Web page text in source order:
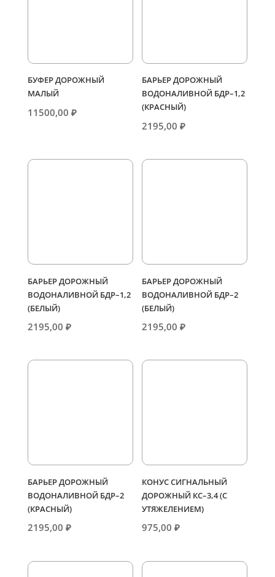
БУФЕР ДОРОЖНЫЙ
МАЛЫЙ
11500,00 ₽
БАРЬЕР ДОРОЖНЫЙ
ВОДОНАЛИВНОЙ БДР–1,2
(КРАСНЫЙ)
2195,00₽
БАРЬЕР ДОРОЖНЫЙ
ВОДОНАЛИВНОЙ БДР–1,2
(БЕЛЫЙ)
2195,00 ₽
БАРЬЕР ДОРОЖНЫЙ
ВОДОНАЛИВНОЙ БДР–2
(БЕЛЫЙ)
2195,00₽
БАРЬЕР ДОРОЖНЫЙ
ВОДОНАЛИВНОЙ БДР–2
(КРАСНЫЙ)
2195,00 ₽
КОНУС СИГНАЛЬНЫЙ
ДОРОЖНЫЙ КС–3,4 (С
УТЯЖЕЛЕНИЕМ)
975,00₽